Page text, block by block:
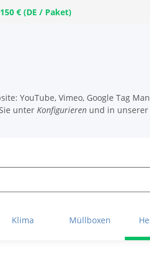
€ (DE / Paket)
YouTube, Vimeo, Google Tag
unter Konfigurieren und in unserer
Klima Müllboxen